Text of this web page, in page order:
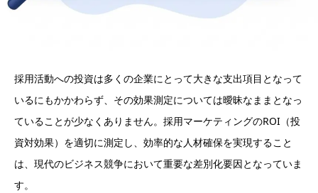
採用活動への投資は多くの企業にとって大きな支出項目となって
いるにもかかわらず、その効果測定については曖昧なままとなっ
ていることが少なくありません。採用マーケティングのROI（投
資対効果）を適切に測定し、効率的な人材確保を実現すること
は、現代のビジネス競争において重要な差別化要因となっていま
す。